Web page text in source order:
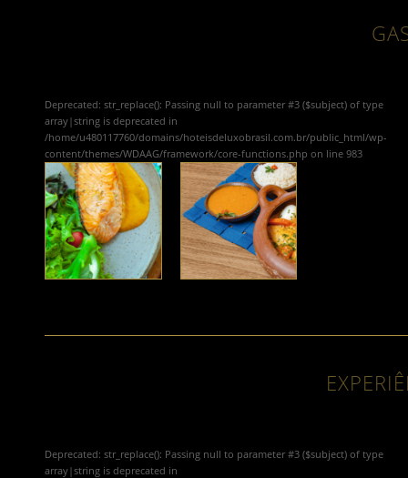
Deprecated: str_replace(): Passing null to parameter #3 ($subject) of type
array|string is deprecated in
/home/u480117760/domains/hoteisdeluxobrasil.com.br/public_html/wp-
content/themes/WDAAG/framework/core-functions.php on line 983
Deprecated: str_replace(): Passing null to parameter #3 ($subject) of type
array|string is deprecated in